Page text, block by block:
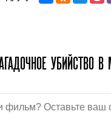
УБИЙСТВО В